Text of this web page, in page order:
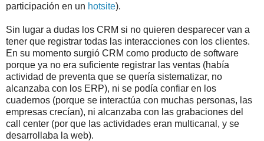
participación en un hotsite).
Sin lugar a dudas los CRM si no quieren desparecer van a
tener que registrar todas las interacciones con los clientes.
En su momento surgió CRM como producto de software
porque ya no era suficiente registrar las ventas (había
actividad de preventa que se quería sistematizar, no
alcanzaba con los ERP), ni se podía confiar en los
cuadernos (porque se interactúa con muchas personas, las
empresas crecían), ni alcanzaba con las grabaciones del
call center (por que las actividades eran multicanal, y se
desarrollaba la web).